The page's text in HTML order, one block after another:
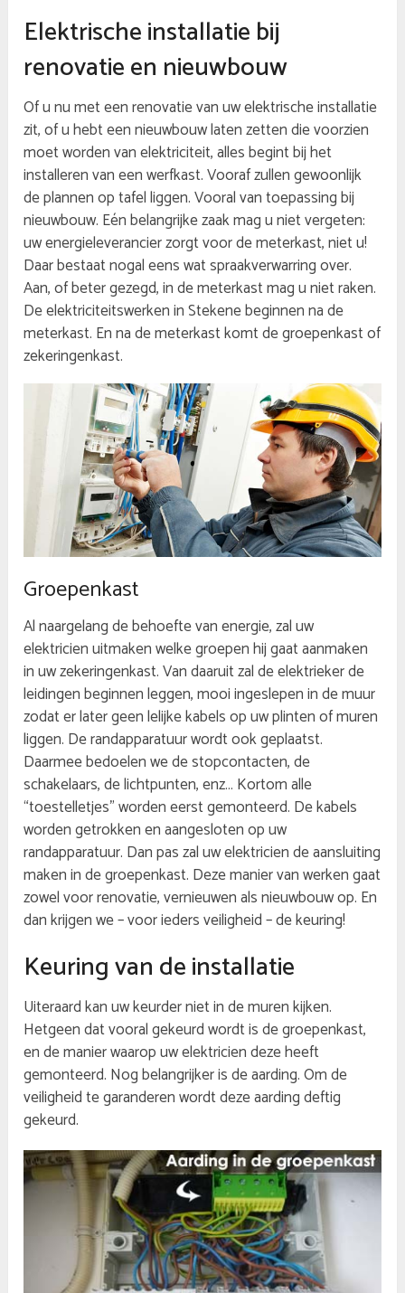
Elektrische installatie bij
renovatie en nieuwbouw
Of u nu met een renovatie van uw elektrische installatie
zit, of u hebt een nieuwbouw laten zetten die voorzien
moet worden van elektriciteit, alles begint bij het
installeren van een werfkast. Vooraf zullen gewoonlijk
de plannen op tafel liggen. Vooral van toepassing bij
nieuwbouw. Eén belangrijke zaak mag u niet vergeten:
uw energieleverancier zorgt voor de meterkast, niet u!
Daar bestaat nogal eens wat spraakverwarring over.
Aan, of beter gezegd, in de meterkast mag u niet raken.
De elektriciteitswerken in Stekene beginnen na de
meterkast. En na de meterkast komt de groepenkast of
zekeringenkast.
Groepenkast
Al naargelang de behoefte van energie, zal uw
elektricien uitmaken welke groepen hij gaat aanmaken
in uw zekeringenkast. Van daaruit zal de elektrieker de
leidingen beginnen leggen, mooi ingeslepen in de muur
zodat er later geen lelijke kabels op uw plinten of muren
liggen. De randapparatuur wordt ook geplaatst.
Daarmee bedoelen we de stopcontacten, de
schakelaars, de lichtpunten, enz… Kortom alle
“toestelletjes” worden eerst gemonteerd. De kabels
worden getrokken en aangesloten op uw
randapparatuur. Dan pas zal uw elektricien de aansluiting
maken in de groepenkast. Deze manier van werken gaat
zowel voor renovatie, vernieuwen als nieuwbouw op. En
dan krijgen we – voor ieders veiligheid – de keuring!
Keuring van de installatie
Uiteraard kan uw keurder niet in de muren kijken.
Hetgeen dat vooral gekeurd wordt is de groepenkast,
en de manier waarop uw elektricien deze heeft
gemonteerd. Nog belangrijker is de aarding. Om de
veiligheid te garanderen wordt deze aarding deftig
gekeurd.